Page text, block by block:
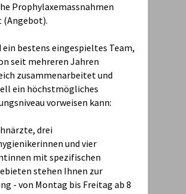
Prophylaxemassnahmen
(Angebot).
ein bestens eingespieltes Team,
seit mehreren Jahren
zusammenarbeitet und
ein höchstmögliches
vorweisen kann:
drei
und vier
mit spezifischen
stehen Ihnen zur
- von Montag bis Freitag ab 8